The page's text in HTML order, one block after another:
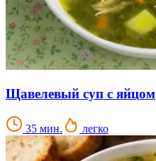
Щавелевый суп с яйцом
35 мин. легко